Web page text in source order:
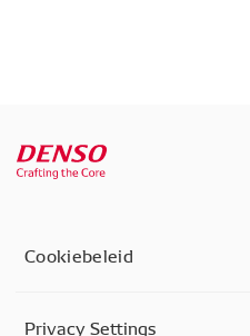
Cookiebeleid
Privacy Settings